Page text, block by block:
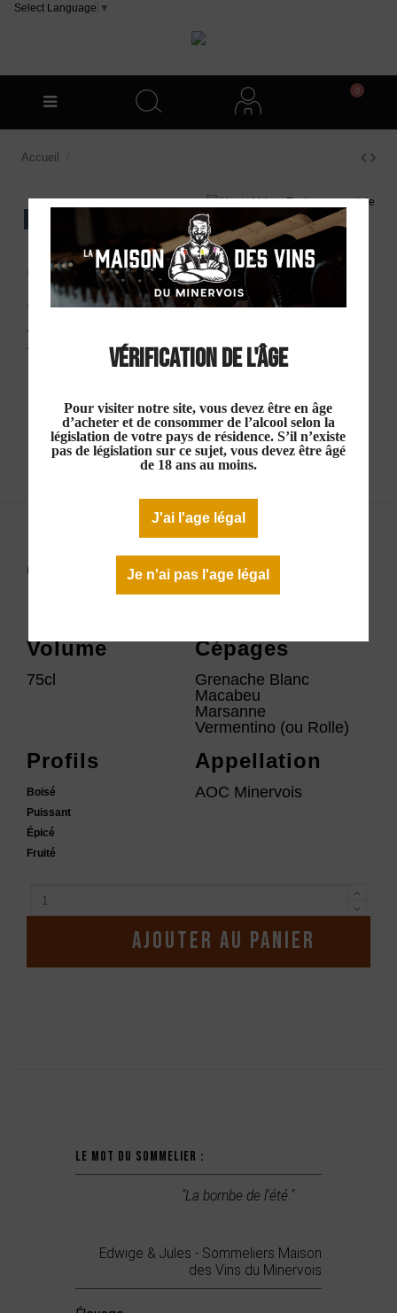
Vérification de l'âge
Pour visiter notre site, vous devez être en âge
d’acheter et de consommer de l’alcool selon la
législation de votre pays de résidence. S’il n’existe
pas de législation sur ce sujet, vous devez être âgé
de 18 ans au moins.
J'ai l'age légal
Je n'ai pas l'age légal
Select Language ▼
0
Accueil
Cellier Lauran
Cabaret AOP
Minervois Blanc 2023
Télécharger la fiche technique
Couleur Millésime
Volume
75cl
Cépages
Grenache Blanc
Macabeu
Marsanne
Vermentino (ou Rolle)
Profils
Boisé
Puissant
Épicé
Fruité
Appellation
AOC Minervois
Ajouter au panier
Le mot du sommelier :
"La bombe de l'été."
Edwige & Jules - Sommeliers Maison
des Vins du Minervois